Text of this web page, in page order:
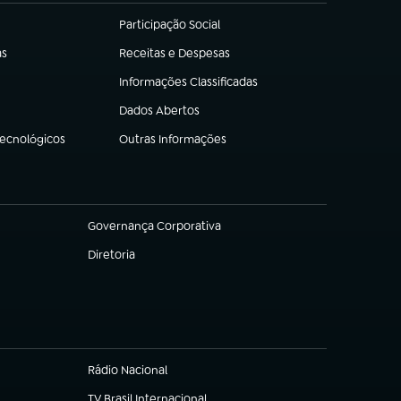
Participação Social
(abre em nova aba)
Receitas e Despesas
(abre em nova aba)
Informações Classificadas
(abre em nova aba)
Dados Abertos
(abre em nova aba)
Outras Informações
(abre em nova aba)
Governança Corporativa
(abre em nova aba)
Diretoria
(abre em nova aba)
Rádio Nacional
(abre em nova aba)